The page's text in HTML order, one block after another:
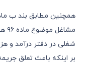
شغلی در دفتر درآمد و